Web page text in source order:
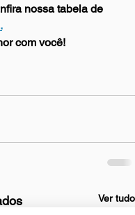
nossa tabela de
com você!
Ver tudo